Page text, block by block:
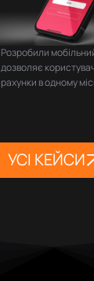
Розробили
дозволяє
рахунки в одному
УСІ КЕЙСИ